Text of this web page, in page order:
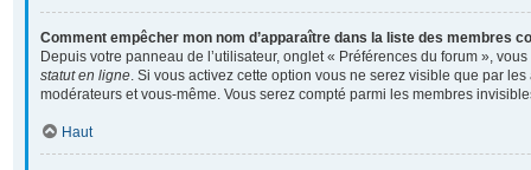
Comment empêcher mon nom d’apparaître dans la liste des membres
Depuis votre panneau de l’utilisateur, onglet « Préférences du forum »,
statut en ligne. Si vous activez cette option vous ne serez visible que par
modérateurs et vous-même. Vous serez compté parmi les membres
Haut